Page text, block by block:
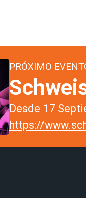
PRÓXIMO
Desde 17
https://